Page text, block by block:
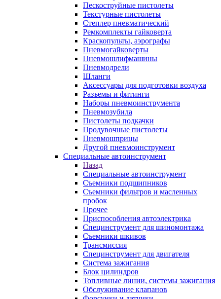
Пескоструйные пистолеты
Текстурные пистолеты
Степлер пневматический
Ремкомплекты гайковерта
Краскопульты, аэрографы
Пневмогайковерты
Пневмошлифмашины
Пневмодрели
Шланги
Аксессуары для подготовки воздуха
Разъемы и фитинги
Наборы пневмоинструмента
Пневмозубила
Пистолеты подкачки
Продувочные пистолеты
Пневмошприцы
Другой пневмоинструмент
Специальные автоинструмент
Назад
Специальные автоинструмент
Съемники подшипников
Съемники фильтров и масленных
пробок
Прочее
Приспособления автоэлектрика
Специнструмент для шиномонтажа
Съемники шкивов
Трансмиссия
Специнструмент для двигателя
Система зажигания
Блок цилиндров
Топливные линии, системы зажигания
Обслуживание клапанов